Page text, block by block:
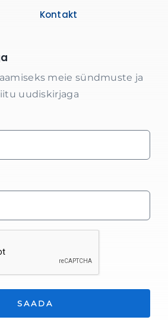
Kontakt
meie sündmuste ja
uudiskirjaga